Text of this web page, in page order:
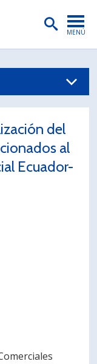
MENÚ
del
al
Ecuador-